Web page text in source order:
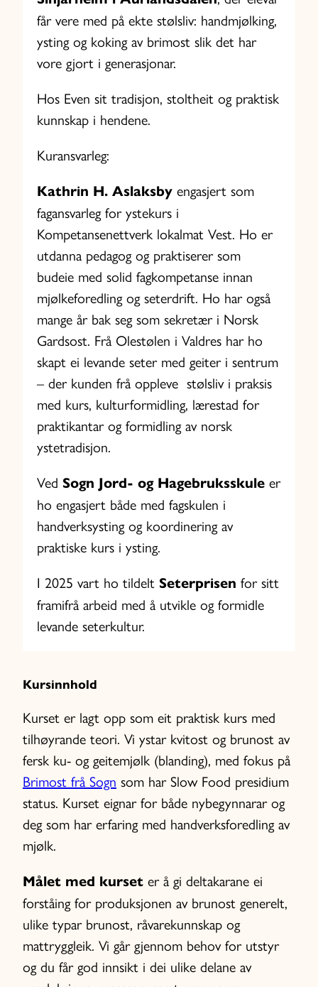
får vere med på ekte stølsliv: handmjølking,
ysting og koking av brimost slik det har
vore gjort i generasjonar.
Hos Even sit tradisjon, stoltheit og praktisk
kunnskap i hendene.
Kuransvarleg:
Kathrin H. Aslaksby engasjert som
fagansvarleg for ystekurs i
Kompetansenettverk lokalmat Vest. Ho er
utdanna pedagog og praktiserer som
budeie med solid fagkompetanse innan
mjølkeforedling og seterdrift. Ho har også
mange år bak seg som sekretær i Norsk
Gardsost. Frå Olestølen i Valdres har ho
skapt ei levande seter med geiter i sentrum
– der kunden frå oppleve stølsliv i praksis
med kurs, kulturformidling, lærestad for
praktikantar og formidling av norsk
ystetradisjon.
Ved Sogn Jord- og Hagebruksskule er
ho engasjert både med fagskulen i
handverksysting og koordinering av
praktiske kurs i ysting.
I 2025 vart ho tildelt Seterprisen for sitt
framifrå arbeid med å utvikle og formidle
levande seterkultur.
Kursinnhold
Kurset er lagt opp som eit praktisk kurs med
tilhøyrande teori. Vi ystar kvitost og brunost av
fersk ku- og geitemjølk (blanding), med fokus på
Brimost frå Sogn som har Slow Food presidium
status. Kurset eignar for både nybegynnarar og
deg som har erfaring med handverksforedling av
mjølk.
Målet med kurset er å gi deltakarane ei
forståing for produksjonen av brunost generelt,
ulike typar brunost, råvarekunnskap og
mattryggleik. Vi går gjennom behov for utstyr
og du får god innsikt i dei ulike delane av